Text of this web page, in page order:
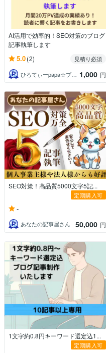
AI活用で効率的！SEO対策のブログ
記事執筆します
5.0(2)
見積り必須
ひろてぃーpapa☆プロ家庭教師☆
1,000 円
SEO対策！高品質5000文字5記...
定期購入可
-
あなたの記事屋さん 50,000 円
1文字約0.8円キーワード選定込1...
定期購入可